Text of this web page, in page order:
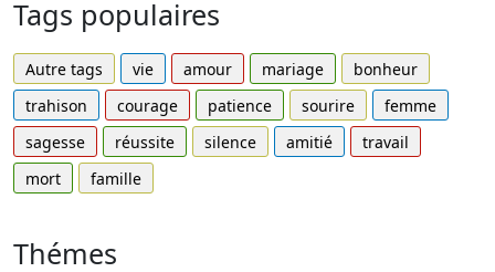
Tags populaires
Autre tags vie amour mariage
bonheur
trahison
courage patience sourire
femme
sagesse
réussite silence amitié
travail
mort
famille
Thémes